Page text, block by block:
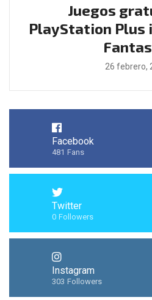
Juegos
PlayStation Plus
26 febrero,
Facebook
481 Fans
Twitter
0 Followers
Instagram
303 Followers